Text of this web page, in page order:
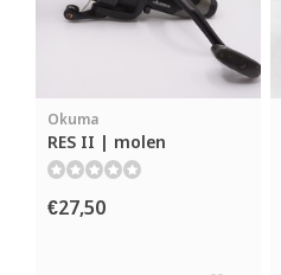
Okuma
RES II | molen
€27,50